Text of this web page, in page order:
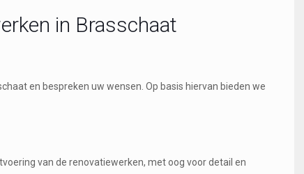
in Brasschaat
en bespreken uw wensen. Op basis hiervan bieden we
van de renovatiewerken, met oog voor detail en